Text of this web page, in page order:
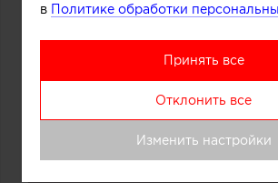
в Политике обработки
Принять все
Отклонить все
Изменить настройки